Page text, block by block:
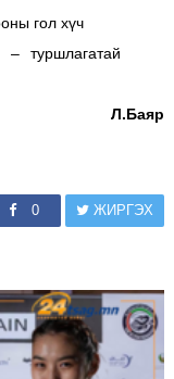
гол хүч
туршлагатай
Л.Баяр
0 ЖИРГЭХ